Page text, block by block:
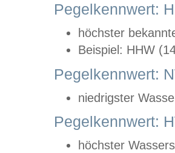
Pegelkennwert:
höchster
Beispiel: HHW
Pegelkennwert:
niedrigster
Pegelkennwert:
höchster